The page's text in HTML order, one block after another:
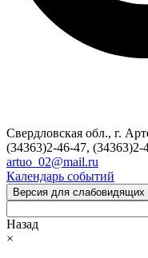
Свердловская обл., г.
(34363)2-46-47, (34363)2-
artuo_02@mail.ru
Календарь событий
Версия для слабовидящих
Назад
×